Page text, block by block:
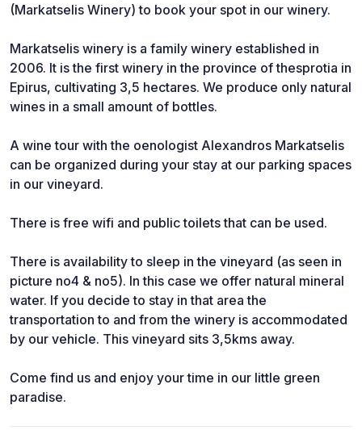
(Markatselis Winery) to book your spot in our winery.
Markatselis winery is a family winery established in
2006. It is the first winery in the province of thesprotia in
Epirus, cultivating 3,5 hectares. We produce only natural
wines in a small amount of bottles.
A wine tour with the oenologist Alexandros Markatselis
can be organized during your stay at our parking spaces
in our vineyard.
There is free wifi and public toilets that can be used.
There is availability to sleep in the vineyard (as seen in
picture no4 & no5). In this case we offer natural mineral
water. If you decide to stay in that area the
transportation to and from the winery is accommodated
by our vehicle. This vineyard sits 3,5kms away.
Come find us and enjoy your time in our little green
paradise.